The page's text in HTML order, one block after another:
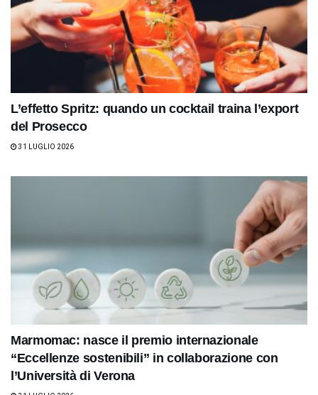
L’effetto Spritz: quando un cocktail traina l’export
del Prosecco
31 LUGLIO 2026
Marmomac: nasce il premio internazionale
“Eccellenze sostenibili” in collaborazione con
l’Università di Verona